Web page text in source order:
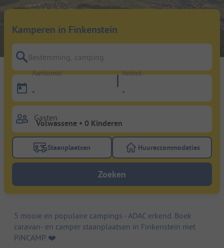
Kamperen in Finkenstein
Bestemming, camping
Aankomst
-
Vertrek
-
Gasten
Gebruik de filterknop staanplaatsen om te zoeken
Staanplaatsen Gebruik de
Huuraccommodaties
Zoeken
5 mooie en populaire campings - ADAC erkend. Boek
caravan- en camper staanplaatsen in Finkenstein met
PiNCAMP. ❤️️